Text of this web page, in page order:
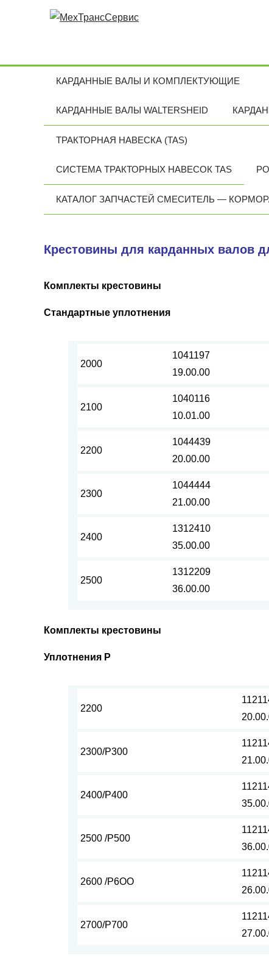
КАРДАННЫЕ ВАЛЫ И КОМПЛЕКТУЮЩИЕ
КАРДАННЫЕ ВАЛЫ WALTERSHEID
ТРАКТОРНАЯ НАВЕСКА (TAS)
СИСТЕМА ТРАКТОРНЫХ НАВЕСОК TAS
КАТАЛОГ ЗАПЧАСТЕЙ СМЕСИТЕЛЬ —
Крестовины для карданных валов
Комплекты крестовины
Стандартные уплотнения
2000
1041197
19.00.00
2100
1040116
10.01.00
2200
1044439
20.00.00
2300
1044444
21.00.00
2400
1312410
35.00.00
2500
1312209
36.00.00
Комплекты крестовины
Уплотнения Р
2200
2300/Р300
2400/Р400
2500 /Р500
2600 /P6ОО
2700/Р700